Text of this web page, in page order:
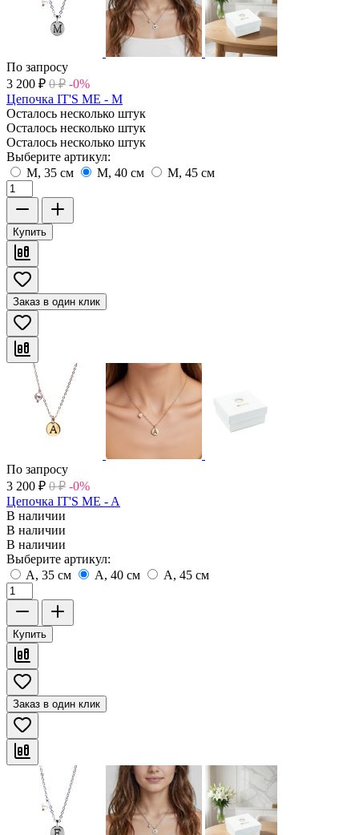
По запросу
3 200 ₽ 0 ₽ -0%
Цепочка IT'S ME - M
Осталось несколько штук
Осталось несколько штук
Осталось несколько штук
Выберите артикул:
M, 35 см
M, 40 см M, 45 см
Купить
Заказ в один клик
По запросу
3 200 ₽ 0 ₽ -0%
Цепочка IT'S ME - A
В наличии
В наличии
В наличии
Выберите артикул:
A, 35 см
A, 40 см A, 45 см
Купить
Заказ в один клик